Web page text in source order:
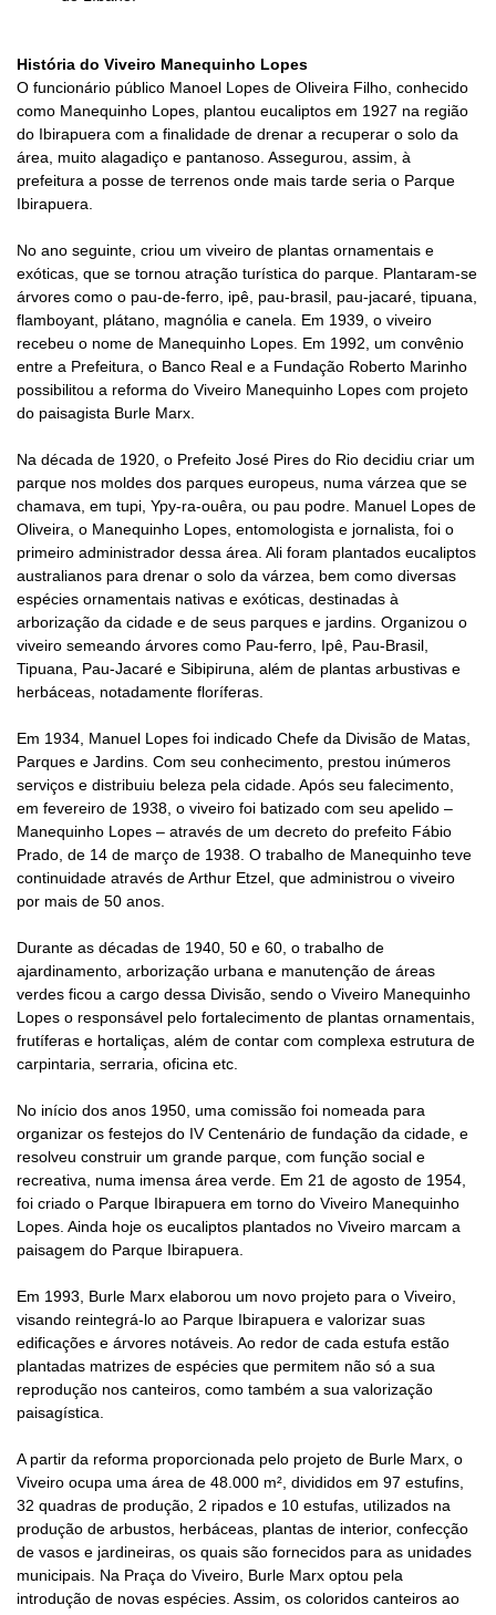
História do Viveiro Manequinho Lopes
O funcionário público Manoel Lopes de Oliveira Filho, conhecido
como Manequinho Lopes, plantou eucaliptos em 1927 na região
do Ibirapuera com a finalidade de drenar a recuperar o solo da
área, muito alagadiço e pantanoso. Assegurou, assim, à
prefeitura a posse de terrenos onde mais tarde seria o Parque
Ibirapuera.
No ano seguinte, criou um viveiro de plantas ornamentais e
exóticas, que se tornou atração turística do parque. Plantaram-se
árvores como o pau-de-ferro, ipê, pau-brasil, pau-jacaré, tipuana,
flamboyant, plátano, magnólia e canela. Em 1939, o viveiro
recebeu o nome de Manequinho Lopes. Em 1992, um convênio
entre a Prefeitura, o Banco Real e a Fundação Roberto Marinho
possibilitou a reforma do Viveiro Manequinho Lopes com projeto
do paisagista Burle Marx.
Na década de 1920, o Prefeito José Pires do Rio decidiu criar um
parque nos moldes dos parques europeus, numa várzea que se
chamava, em tupi, Ypy-ra-ouêra, ou pau podre. Manuel Lopes de
Oliveira, o Manequinho Lopes, entomologista e jornalista, foi o
primeiro administrador dessa área. Ali foram plantados eucaliptos
australianos para drenar o solo da várzea, bem como diversas
espécies ornamentais nativas e exóticas, destinadas à
arborização da cidade e de seus parques e jardins. Organizou o
viveiro semeando árvores como Pau-ferro, Ipê, Pau-Brasil,
Tipuana, Pau-Jacaré e Sibipiruna, além de plantas arbustivas e
herbáceas, notadamente floríferas.
Em 1934, Manuel Lopes foi indicado Chefe da Divisão de Matas,
Parques e Jardins. Com seu conhecimento, prestou inúmeros
serviços e distribuiu beleza pela cidade. Após seu falecimento,
em fevereiro de 1938, o viveiro foi batizado com seu apelido –
Manequinho Lopes – através de um decreto do prefeito Fábio
Prado, de 14 de março de 1938. O trabalho de Manequinho teve
continuidade através de Arthur Etzel, que administrou o viveiro
por mais de 50 anos.
Durante as décadas de 1940, 50 e 60, o trabalho de
ajardinamento, arborização urbana e manutenção de áreas
verdes ficou a cargo dessa Divisão, sendo o Viveiro Manequinho
Lopes o responsável pelo fortalecimento de plantas ornamentais,
frutíferas e hortaliças, além de contar com complexa estrutura de
carpintaria, serraria, oficina etc.
No início dos anos 1950, uma comissão foi nomeada para
organizar os festejos do IV Centenário de fundação da cidade, e
resolveu construir um grande parque, com função social e
recreativa, numa imensa área verde. Em 21 de agosto de 1954,
foi criado o Parque Ibirapuera em torno do Viveiro Manequinho
Lopes. Ainda hoje os eucaliptos plantados no Viveiro marcam a
paisagem do Parque Ibirapuera.
Em 1993, Burle Marx elaborou um novo projeto para o Viveiro,
visando reintegrá-lo ao Parque Ibirapuera e valorizar suas
edificações e árvores notáveis. Ao redor de cada estufa estão
plantadas matrizes de espécies que permitem não só a sua
reprodução nos canteiros, como também a sua valorização
paisagística.
A partir da reforma proporcionada pelo projeto de Burle Marx, o
Viveiro ocupa uma área de 48.000 m², divididos em 97 estufins,
32 quadras de produção, 2 ripados e 10 estufas, utilizados na
produção de arbustos, herbáceas, plantas de interior, confecção
de vasos e jardineiras, os quais são fornecidos para as unidades
municipais. Na Praça do Viveiro, Burle Marx optou pela
introdução de novas espécies. Assim, os coloridos canteiros ao